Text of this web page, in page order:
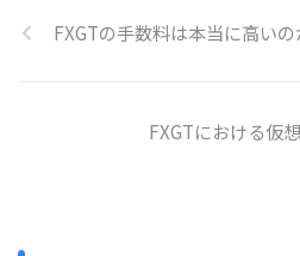
FXGTの手数料は本当に高い
FXGTにおける仮